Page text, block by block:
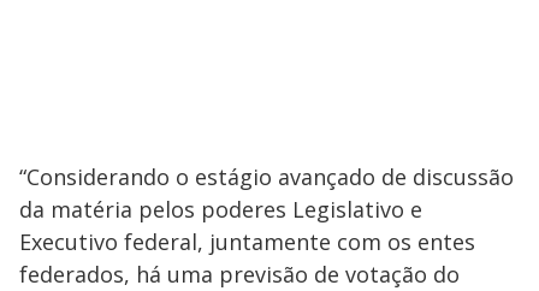
“Considerando o estágio avançado de discussão
da matéria pelos poderes Legislativo e
Executivo federal, juntamente com os entes
federados, há uma previsão de votação do